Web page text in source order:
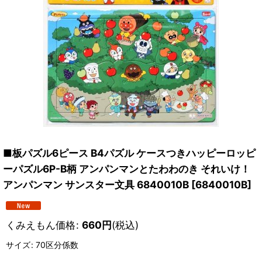
■板パズル6ピース B4パズル ケースつきハッピーロッピ
ーパズル6P-B柄 アンパンマンとたわわのき それいけ！
アンパンマン サンスター文具 6840010B [6840010B]
くみえもん価格: 660円(税込)
サイズ: 70区分係数